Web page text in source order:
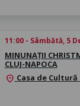
11:00 - Sâmbătă, 5
MINUNAȚII
CLUJ-NAPOCA
location_on Casa de